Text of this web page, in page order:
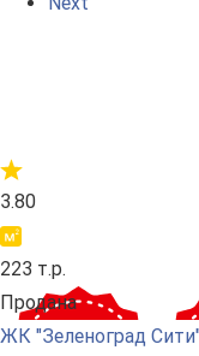
3.80
223 т.р.
Продана
ЖК "Зеленоград